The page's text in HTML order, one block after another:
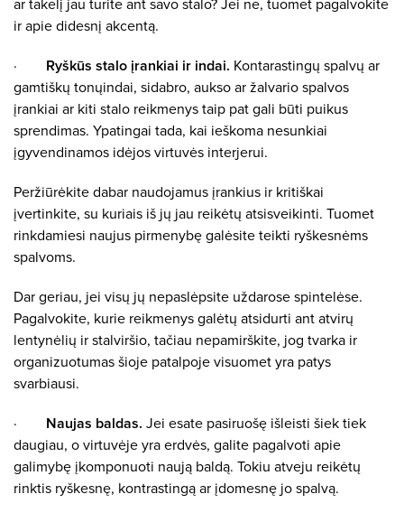
ar takelį jau turite ant savo stalo? Jei ne, tuomet pagalvokite
ir apie didesnį akcentą.
· Ryškūs stalo įrankiai ir indai. Kontarastingų spalvų ar
gamtiškų tonųindai, sidabro, aukso ar žalvario spalvos
įrankiai ar kiti stalo reikmenys taip pat gali būti puikus
sprendimas. Ypatingai tada, kai ieškoma nesunkiai
įgyvendinamos idėjos virtuvės interjerui.
Peržiūrėkite dabar naudojamus įrankius ir kritiškai
įvertinkite, su kuriais iš jų jau reikėtų atsisveikinti. Tuomet
rinkdamiesi naujus pirmenybę galėsite teikti ryškesnėms
spalvoms.
Dar geriau, jei visų jų nepaslėpsite uždarose spintelėse.
Pagalvokite, kurie reikmenys galėtų atsidurti ant atvirų
lentynėlių ir stalviršio, tačiau nepamirškite, jog tvarka ir
organizuotumas šioje patalpoje visuomet yra patys
svarbiausi.
· Naujas baldas. Jei esate pasiruošę išleisti šiek tiek
daugiau, o virtuvėje yra erdvės, galite pagalvoti apie
galimybę įkomponuoti naują baldą. Tokiu atveju reikėtų
rinktis ryškesnę, kontrastingą ar įdomesnę jo spalvą.